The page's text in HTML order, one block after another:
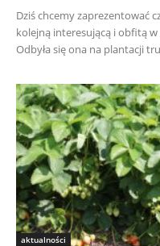
Dziś chcemy zaprezentować
kolejną interesującą i obfitą
Odbyła się ona na plantacji
aktualności